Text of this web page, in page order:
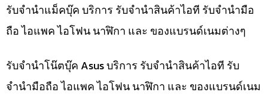
รับจำนำแม็คบุ๊ค บริการ รับจำนำสินค้าไอที รับจำนำมือ
ถือ ไอแพค ไอโฟน นาฬิกา และ ของแบรนด์เนมต่างๆ
รับจำนำโน๊ตบุ๊ค Asus บริการ รับจำนำสินค้าไอที รับ
จำนำมือถือ ไอแพค ไอโฟน นาฬิกา และ ของแบรนด์เนม